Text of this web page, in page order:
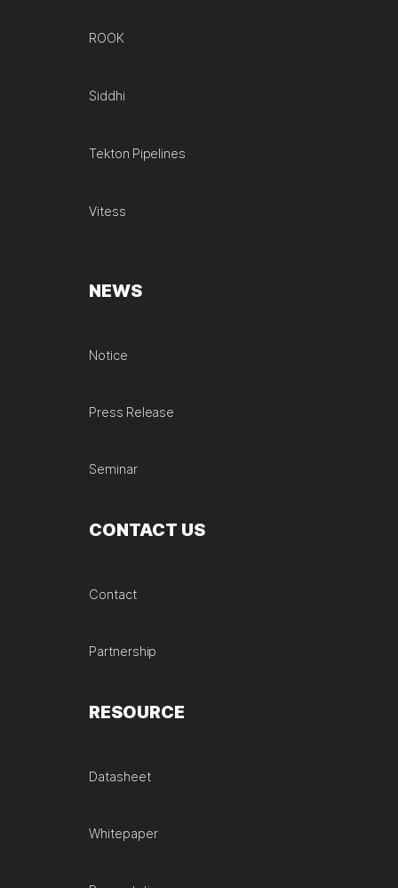
ROOK
Siddhi
Tekton Pipelines
Vitess
NEWS
Notice
Press Release
Seminar
CONTACT US
Contact
Partnership
RESOURCE
Datasheet
Whitepaper